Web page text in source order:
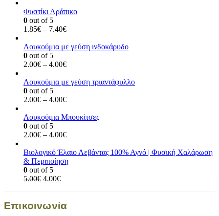
Φυστίκι Αράπικο
0 out of 5
1.85€ – 7.40€Price
1.85€
7.40€
Λουκούμια με γεύση ινδοκάρυδο
0 out of 5
2.00€ – 4.00€Price
2.00€
4.00€
Λουκούμια με γεύση τριαντάφυλλο
0 out of 5
2.00€ – 4.00€Price
2.00€
4.00€
Λουκούμια Μπουκίτσες
0 out of 5
2.00€ – 4.00€Price
2.00€
through
Βιολογικό Έλαιο Λεβάντας 100% Αγνό | Φυσική Χαλάρωση
& Περιποίηση
0 out of 5
5.00€ Original
5.00€.
4.00€Η
είναι:
Επικοινωνία